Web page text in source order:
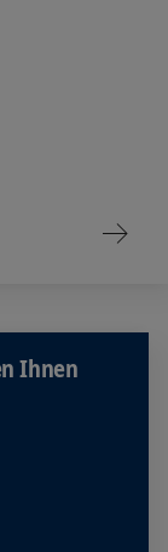
Ihnen